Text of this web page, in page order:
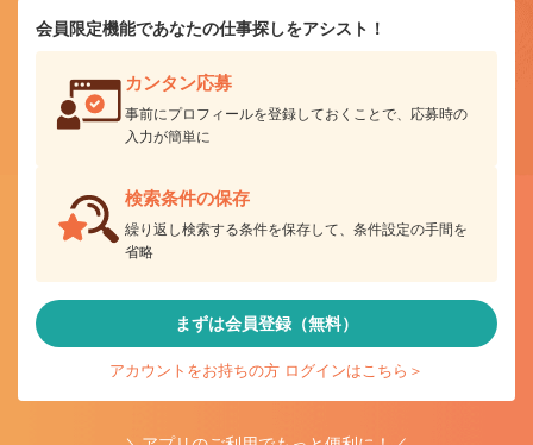
会員限定機能であなたの仕事探しをアシスト！
カンタン応募
事前にプロフィールを登録しておくことで、応募時の
入力が簡単に
検索条件の保存
繰り返し検索する条件を保存して、条件設定の手間を
省略
まずは会員登録（無料）
アカウントをお持ちの方 ログインはこちら＞